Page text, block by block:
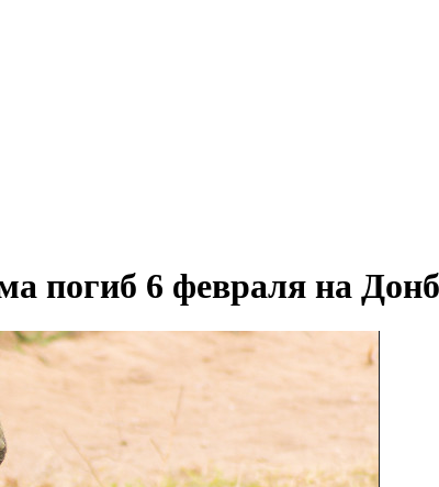
погиб 6 февраля на